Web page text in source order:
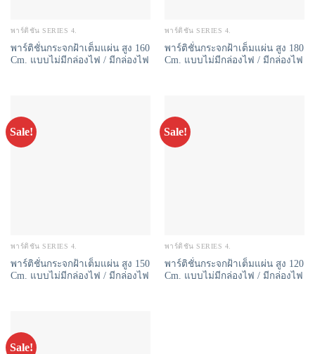
พาร์ติชั่น SERIES 4.
พาร์ติชั่นกระจกฝ้าเต็มแผ่น สูง 160
Cm. แบบไม่มีกล่องไฟ / มีกล่องไฟ
พาร์ติชั่น SERIES 4.
พาร์ติชั่นกระจกฝ้าเต็มแผ่น สูง 180
Cm. แบบไม่มีกล่องไฟ / มีกล่องไฟ
Sale!
พาร์ติชั่น SERIES 4.
พาร์ติชั่นกระจกฝ้าเต็มแผ่น สูง 150
Cm. แบบไม่มีกล่องไฟ / มีกล่องไฟ
Sale!
พาร์ติชั่น SERIES 4.
พาร์ติชั่นกระจกฝ้าเต็มแผ่น สูง 120
Cm. แบบไม่มีกล่องไฟ / มีกล่องไฟ
Sale!